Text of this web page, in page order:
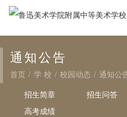
通知公告
首页 / 学 校 / 校园动态 / 通知公
招生简章
招生问答
高考成绩